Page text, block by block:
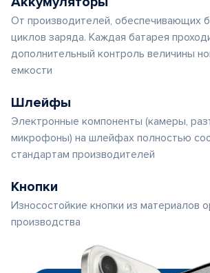
От производителей, обеспечивающих
циклов заряда. Каждая батарея
дополнительный контроль величины
емкости
Шлейфы
Электронные компоненты (камеры,
микрофоны) на шлейфах полностью
стандартам производителей
Кнопки
Износостойкие кнопки из материалов
производства